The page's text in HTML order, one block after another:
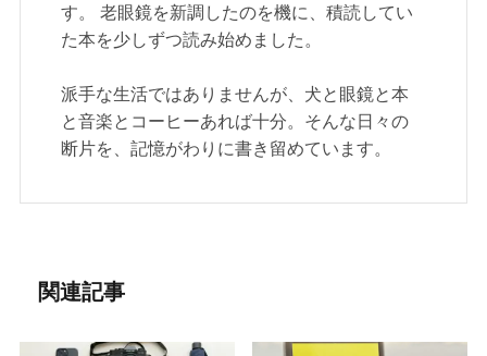
す。 老眼鏡を新調したのを機に、積読してい
た本を少しずつ読み始めました。
派手な生活ではありませんが、犬と眼鏡と本
と音楽とコーヒーあれば十分。そんな日々の
断片を、記憶がわりに書き留めています。
関連記事